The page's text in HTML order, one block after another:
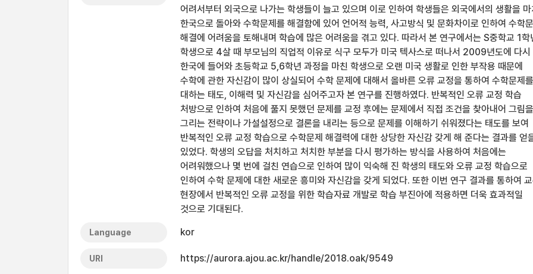
어려서부터 외국으로 나가는 학생들이 늘고 있으며 이로 인하여 학생들은 외국에서의 생활을 마
한국으로 돌아와 수학문제를 해결함에 있어 언어적 능력, 사고방식 및 문화차이로 인하여 수학
해결에 어려움을 토해내며 학습에 많은 어려움을 겪고 있다. 따라서 본 연구에서는 S중학교 1학
학생으로 4살 때 부모님의 직업적 이유로 식구 모두가 미국 텍사스로 떠나서 2009년도에 다시
한국에 들어와 초등학교 5,6학년 과정을 마친 학생으로 오랜 미국 생활로 인한 부작용 때문에
수학에 관한 자신감이 많이 상실되어 수학 문제에 대해서 올바른 오류 교정을 통하여 수학문제를
대하는 태도, 이해력 및 자신감을 심어주고자 본 연구를 진행하였다. 반복적인 오류 교정 학습
처방으로 인하여 처음에 풀지 못했던 문제를 교정 후에는 문제에서 직접 조건을 찾아내어 그림을
그리는 전략이나 가설설정으로 결론을 내리는 등으로 문제를 이해하기 쉬워졌다는 태도를 보여
반복적인 오류 교정 학습으로 수학문제 해결력에 대한 상당한 자신감 갖게 해 준다는 결과를 얻
있었다. 학생의 오답을 처치하고 처치한 부분을 다시 평가하는 방식을 사용하여 처음에는
어려워했으나 몇 번에 걸친 연습으로 인하여 많이 익숙해 진 학생의 태도와 오류 교정 학습으로
인하여 수학 문제에 대한 새로운 흥미와 자신감을 갖게 되었다. 또한 이번 연구 결과를 통하여
현장에서 반복적인 오류 교정을 위한 학습자료 개발로 학습 부진아에 적용하면 더욱 효과적일
것으로 기대된다.
Language kor
URI https://aurora.ajou.ac.kr/handle/2018.oak/9549